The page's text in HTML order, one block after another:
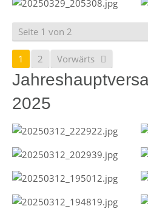
Seite 1 von 2
1 2 Vorwärts
2025